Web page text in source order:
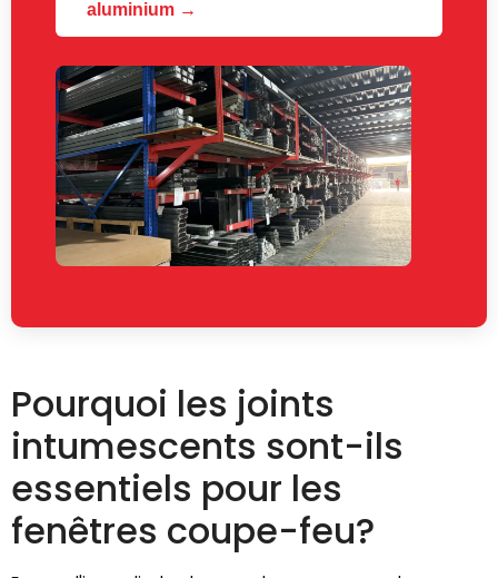
aluminium →
Pourquoi les joints
intumescents sont-ils
essentiels pour les
fenêtres coupe-feu?